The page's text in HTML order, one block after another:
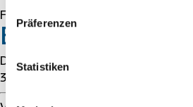
Präferenzen nur, wenn Sie uns
Diese können Sie jederzeit mit
Weitere Informationen finden Sie
Präferenzen
Statistiken
Forbidden
Error 54113
Details: cache-chi-klot8100091-
3333663288